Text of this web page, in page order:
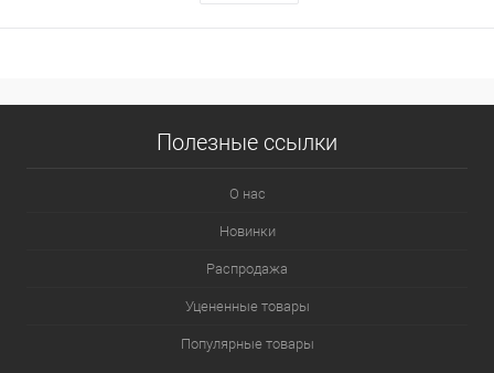
Полезные ссылки
О нас
Новинки
Распродажа
Уцененные товары
Популярные товары